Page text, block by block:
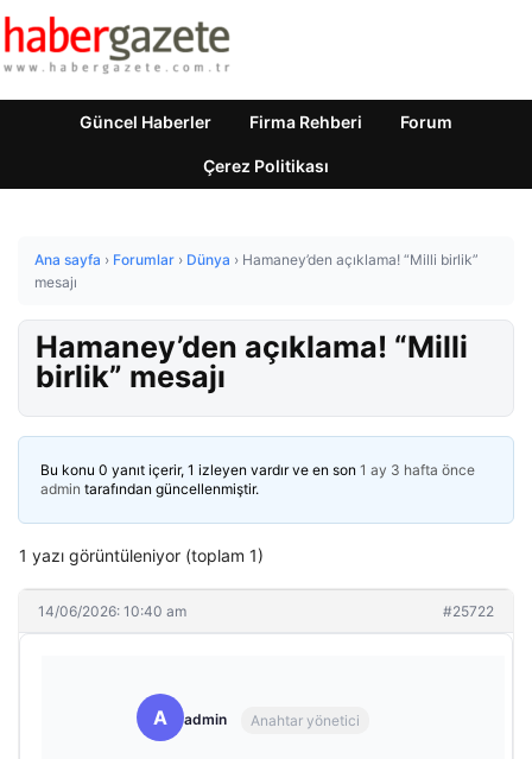
Güncel Haberler Firma Rehberi Forum
Çerez Politikası
Ana sayfa › Forumlar › Dünya › Hamaney’den açıklama! “Milli birlik”
mesajı
Hamaney’den açıklama! “Milli
birlik” mesajı
Bu konu 0 yanıt içerir, 1 izleyen vardır ve en son 1 ay 3 hafta önce
admin tarafından güncellenmiştir.
1 yazı görüntüleniyor (toplam 1)
14/06/2026: 10:40 am #25722
A admin Anahtar yönetici